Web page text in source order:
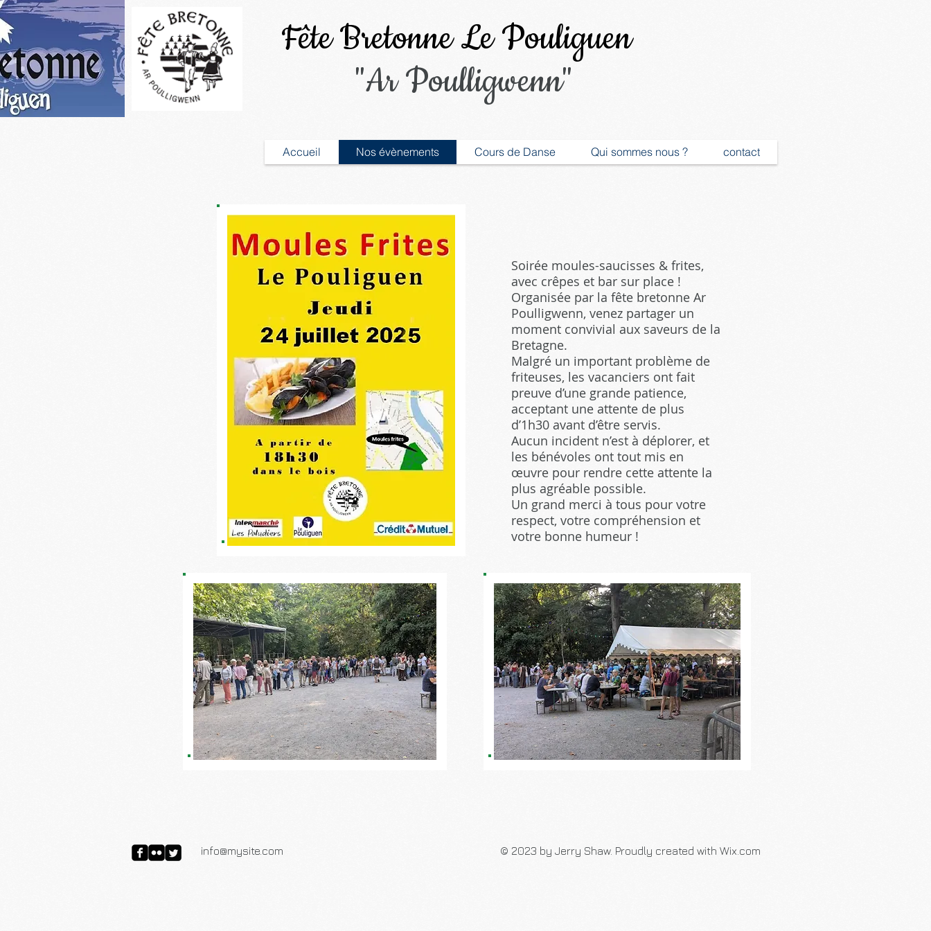
Fête Bretonne Le Pouliguen
"Ar Poulligwenn"
Accueil Nos évènements Cours de Danse Qui sommes nous ? contact
Soirée moules-saucisses & frites,
avec crêpes et bar sur place !
Organisée par la fête bretonne Ar
Poulligwenn, venez partager un
moment convivial aux saveurs de la
Bretagne.
Malgré un important problème de
friteuses, les vacanciers ont fait
preuve d’une grande patience,
acceptant une attente de plus
d’1h30 avant d’être servis.
Aucun incident n’est à déplorer, et
les bénévoles ont tout mis en
œuvre pour rendre cette attente la
plus agréable possible.
Un grand merci à tous pour votre
respect, votre compréhension et
votre bonne humeur !
info@mysite.com © 2023 by Jerry Shaw. Proudly created with Wix.com